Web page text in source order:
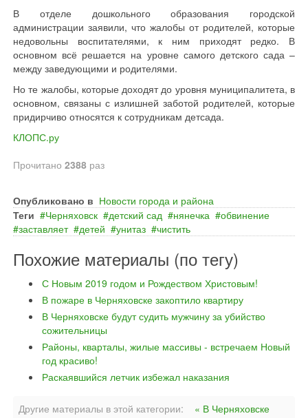
В отделе дошкольного образования городской
администрации заявили, что жалобы от родителей, которые
недовольны воспитателями, к ним приходят редко. В
основном всё решается на уровне самого детского сада –
между заведующими и родителями.
Но те жалобы, которые доходят до уровня муниципалитета, в
основном, связаны с излишней заботой родителей, которые
придирчиво относятся к сотрудникам детсада.
КЛОПС.ру
Прочитано 2388 раз
Опубликовано в Новости города и района
Теги
Черняховск детский сад нянечка
обвинение
заставляет
детей унитаз чистить
Похожие материалы (по тегу)
С Новым 2019 годом и Рождеством Христовым!
В пожаре в Черняховске закоптило квартиру
В Черняховске будут судить мужчину за убийство
сожительницы
Районы, кварталы, жилые массивы - встречаем Новый
год красиво!
Раскаявшийся летчик избежал наказания
Другие материалы в этой категории:
« В Черняховске